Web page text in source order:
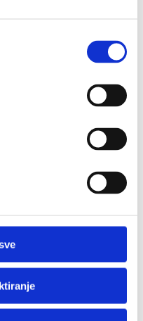
Francisco & Silicon Valley
dolina, Austin i
dolina i Seattle
izaslanstva hrvatske Vlade
Vugrin, IBM Hrvatska
iz Philip Morris-a Zagreb,